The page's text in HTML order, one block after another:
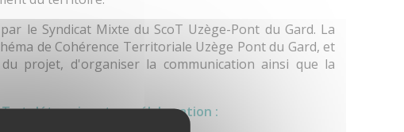
le Syndicat Mixte du ScoT Uzège-Pont du Gard. La
de Cohérence Territoriale Uzège Pont du Gard, et
projet, d'organiser la communication ainsi que la
et déterminent son élaboration :